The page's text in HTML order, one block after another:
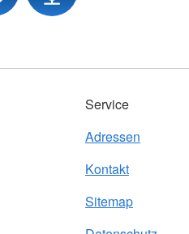
Service
Adressen
Kontakt
Sitemap